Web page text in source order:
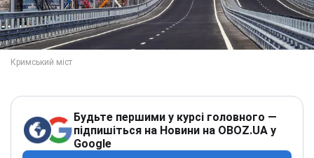
Будьте першими у курсі головного —
підпишіться на Новини на OBOZ.UA у
Google